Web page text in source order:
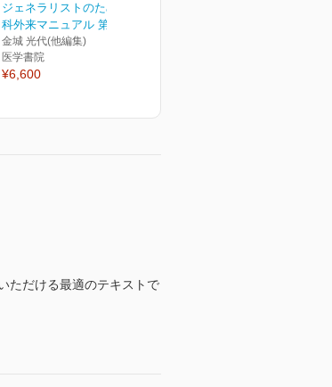
ジェネラリストのための内
科外来マニュアル 第3版
金城 光代(他編集)
医学書院
¥6,600
ただける最適のテキストで